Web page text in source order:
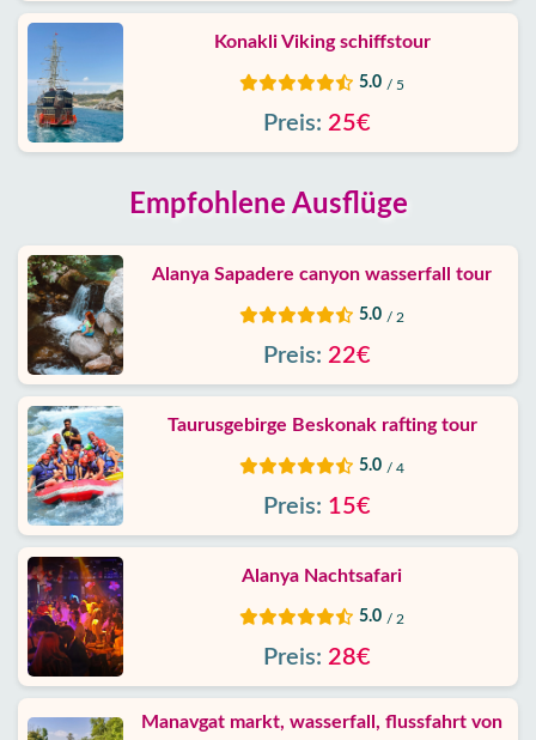
Konakli Viking schiffstour
5.0 / 5
Preis: 25€
Empfohlene Ausflüge
Alanya Sapadere canyon wasserfall tour
5.0 / 2
Preis: 22€
Taurusgebirge Beskonak rafting tour
5.0 / 4
Preis: 15€
Alanya Nachtsafari
5.0 / 2
Preis: 28€
Manavgat markt, wasserfall, flussfahrt von